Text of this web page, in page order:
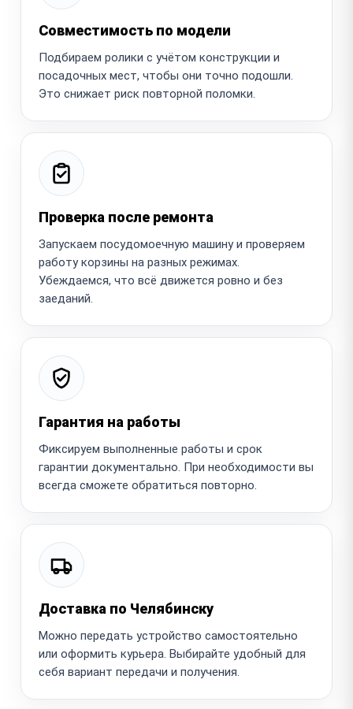
Совместимость по модели
Подбираем ролики с учётом конструкции и
посадочных мест, чтобы они точно подошли.
Это снижает риск повторной поломки.
Проверка после ремонта
Запускаем посудомоечную машину и проверяем
работу корзины на разных режимах.
Убеждаемся, что всё движется ровно и без
заеданий.
Гарантия на работы
Фиксируем выполненные работы и срок
гарантии документально. При необходимости вы
всегда сможете обратиться повторно.
Доставка по Челябинску
Можно передать устройство самостоятельно
или оформить курьера. Выбирайте удобный для
себя вариант передачи и получения.